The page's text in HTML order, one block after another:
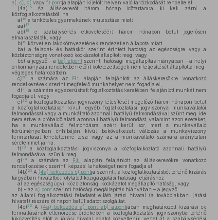
a) c) d) vagy f) pontja alapján kijelölt helyen való tartózkodását rendelte el.
(4a) 15
Az álláskeresőt három hónap időtartamra ki kell zárni a
közfoglalkoztatásból, ha
a) 16 a tanköteles gyermekének mulasztása miatt
aa) 17
ab) 18
e szabálysértés elkövetéséért három hónapon belül jogerősen
elmarasztalták, vagy
b) 19 közvetlen lakókörnyezetének rendezetlen állapota miatt
ba) a feladat- és hatáskör szerint érintett hatóság az egészségre vagy a
közbiztonságra vonatkozó kockázatot állapított meg, vagy
bb) a jegyző – a ba) alpontszerinti hatósági megállapítás hiányában – a helyi
önkormányzati rendeletben előírt kötelezettségek nem teljesítését állapította meg
végleges határozatban,
c) 20 a számára az Flt.
alapján felajánlott az álláskeresőkre vonatkozó
rendelkezések szerint megfelelő munkahelyet nem fogadja el,
d) 21 a számára egyszerűsített foglalkoztatás keretében felajánlott munkát nem
fogadja el, vagy
e) 22 a közfoglalkoztatási jogviszony létesítését megelőző három hónapon belül
a közfoglalkoztatáson kívüli egyéb foglalkoztatási jogviszonya munkavállalói
felmondással vagy a munkáltató azonnali hatályú felmondásával szűnt meg, ide
nem értve a próbaidő alatti azonnali hatályú felmondást, valamint azon eseteket,
ha a munkavállalói felmondásra azért kerül sor, mert a munkavállaló
körülményeiben önhibáján kívül bekövetkezett változás a munkaviszony
fenntartását lehetetlenné teszi vagy az a munkavállaló számára aránytalan
sérelemmel járna,
f) 23
a közfoglalkoztatási jogviszonya a közfoglalkoztató azonnali hatályú
felmondásával szűnik meg,
g) 24 a számára az Flt.
alapján felajánlott az álláskeresőkre vonatkozó
rendelkezések szerinti képzési lehetőséget nem fogadja el.
(4b) 25 A (4a) bekezdés b) pontja szerinti, a közfoglalkoztatásból történő kizárás
tárgyában hivatalból folytatott közigazgatási hatósági eljáráshoz
a) az egészségügyi, közbiztonsági kockázatot megállapító hatóság, vagy
b) – az a) pont szerinti hatósági megállapítás hiányában – a jegyző
az állami foglalkoztatási feladatot ellátó járási hivatal (a továbbiakban: járási
hivatal) részére öt napon belül adatot szolgáltat.
(4c) 26 A (4a) bekezdés a) pont ab) alpontjában meghatározott kizárási ok
fennállásának ellenőrzése érdekében a közfoglalkoztatási jogviszonyba történő
kiközvetítés előtt a járási hivatal adatot közvetlenül vehet át a szabálysértési